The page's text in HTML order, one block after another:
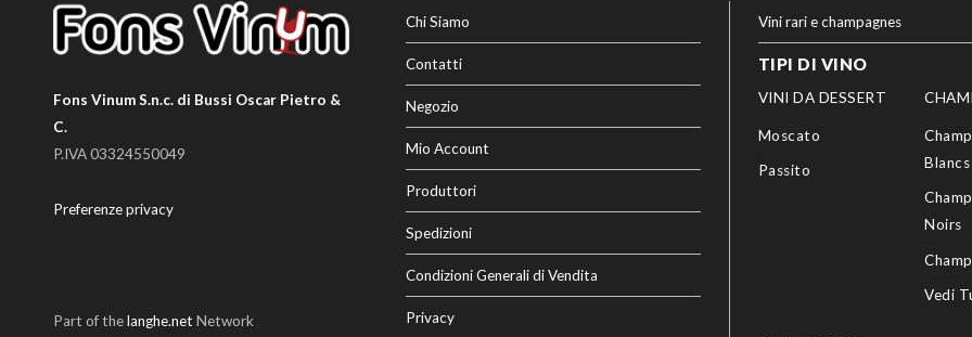
Fons Vinum S.n.c. di Bussi Oscar Pietro &
C.
P.IVA 03324550049
Preferenze privacy
Part of thelanghe.net Network
Chi Siamo
Contatti
Negozio
Mio Account
Produttori
Spedizioni
Condizioni Generali di Vendita
Privacy
Vini rari e champagnes
TIPI DI VINO
VINI DA DESSERT
Moscato
Passito
Blancs
Noirs
Vedi